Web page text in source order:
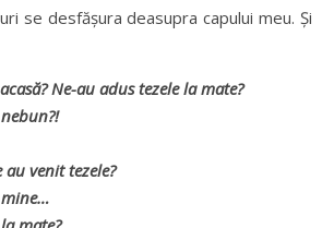
se desfăşura deasupra capului meu. Şi
Ne-au adus tezele la mate?
venit tezele?